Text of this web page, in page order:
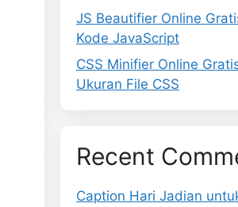
JS Beautifier Online
Kode JavaScript
CSS Minifier Online
Ukuran File CSS
Recent
Caption Hari Jadian